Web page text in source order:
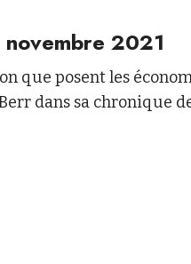
2021
que posent les
dans sa chronique